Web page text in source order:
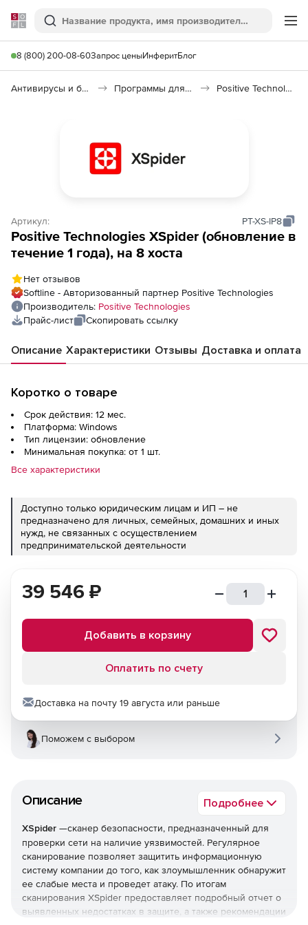
Softline
Поиск
8 (800) 200-08-60Запрос ценыИнферитБлог
Антивирусы и безопасность Программы для защиты информации Positive Technologies XSpider
Артикул: PT-XS-IP8
Positive Technologies XSpider (обновление в
течение 1 года), на 8 хоста
Нет отзывов
Softline - Авторизованный партнер Positive Technologies
Производитель: Positive Technologies
Прайс-лист
Скопировать ссылку
Описание Характеристики Отзывы Доставка и оплата
Коротко о товаре
Срок действия: 12 мес.
Платформа: Windows
Тип лицензии: обновление
Минимальная покупка: от 1 шт.
Все характеристики
Доступно только юридическим лицам и ИП – не
предназначено для личных, семейных, домашних и иных
нужд, не связанных с осуществлением
предпринимательской деятельности
Описание Подробнее
XSpider —сканер безопасности, предназначенный для
проверки сети на наличие уязвимостей. Регулярное
сканирование позволяет защитить информационную
систему компании до того, как злоумышленник обнаружит
ее слабые места и проведет атаку. По итогам
сканирования XSpider предоставляет подробный отчет о
выявленных недостатках в защите, а также рекомендации
39 546 ₽
Добавить в корзину
Оплатить по счету
Доставка на почту 19 августа или раньше
Поможем с выбором